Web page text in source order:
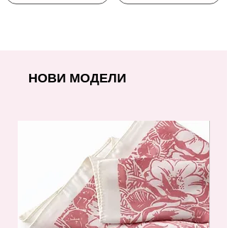
НОВИ МОДЕЛИ